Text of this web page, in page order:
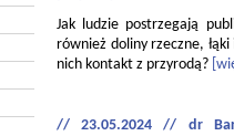
Jak ludzie postrzegają
również doliny rzeczne,
nich kontakt z przyrodą?
// 23.05.2024 // dr